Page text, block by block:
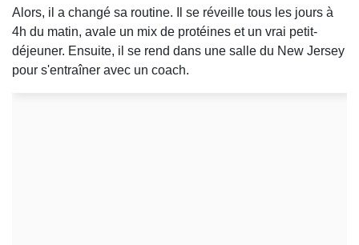
Alors, il a changé sa routine. Il se réveille tous les jours à
4h du matin, avale un mix de protéines et un vrai petit-
déjeuner. Ensuite, il se rend dans une salle du New Jersey
pour s'entraîner avec un coach.